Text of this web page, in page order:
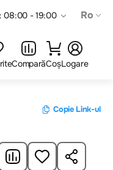
08:00 - 19:00 Ro
ComparăCoșLogare
Copie Link-ul